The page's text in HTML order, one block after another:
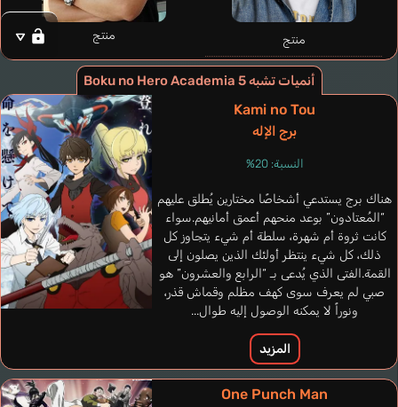
منتج منتج
McCollum Robert
All For One
Ootsuka Akio
أنميات تشبه Boku no Hero Academia 5
Kami no Tou
برج الإله
النسبة: 20%
هناك برج يستدعي أشخاصًا مختارين يُطلق عليهم
“المُعتادون” بوعد منحهم أعمق أمانيهم.سواء
كانت ثروة أم شهرة، سلطة أم شيء يتجاوز كل
ذلك، كل شيء ينتظر أولئك الذين يصلون إلى
القمة.الفتى الذي يُدعى بـ “الرابع والعشرون” هو
صبي لم يعرف سوى كهف مظلم وقماش قذر،
ونوراً لا يمكنه الوصول إليه طوال...
المزيد
One Punch Man